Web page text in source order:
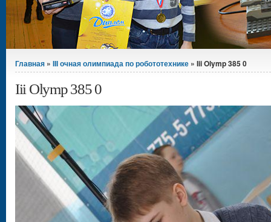
Вы здесь
Главная » III очная олимпиада по робототехнике » Iii Olymp 385 0
Iii Olymp 385 0